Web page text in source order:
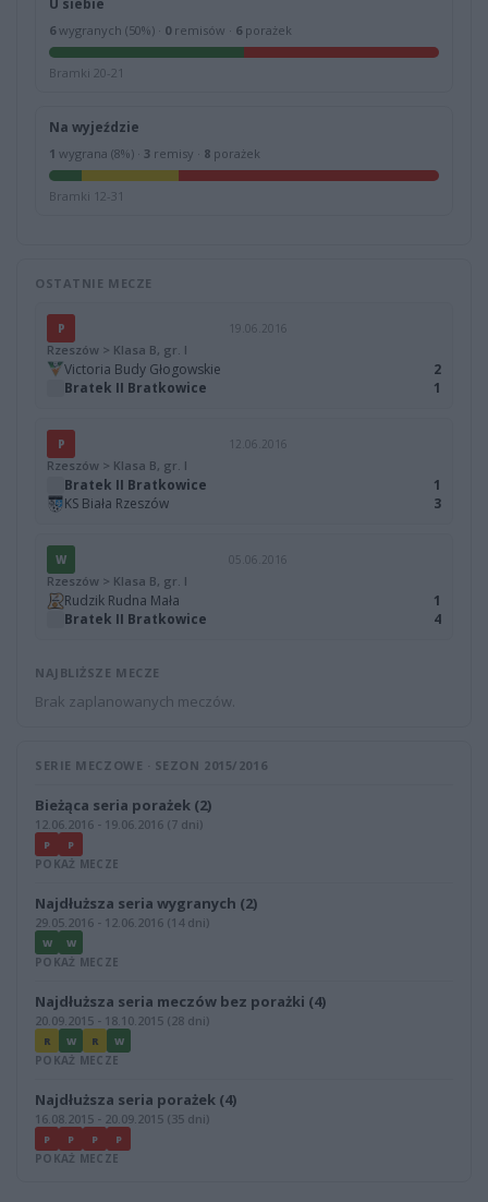
U siebie
6wygranych (50%) · 0remisów · 6porażek
Bramki 20-21
Na wyjeździe
1 wygrana (8%) · 3 remisy · 8 porażek
Bramki 12-31
OSTATNIE MECZE
P 19.06.2016
Rzeszów > Klasa B, gr. I
Victoria Budy Głogowskie
2
Bratek II Bratkowice
1
P 12.06.2016
Rzeszów > Klasa B, gr. I
Bratek II Bratkowice
1
KS Biała Rzeszów
3
W 05.06.2016
Rzeszów > Klasa B, gr. I
Rudzik Rudna Mała
1
Bratek II Bratkowice
4
NAJBLIŻSZE MECZE
Brak zaplanowanych meczów.
SERIE MECZOWE · SEZON 2015/2016
Bieżąca seria porażek (2)
12.06.2016 - 19.06.2016 (7 dni)
P P
POKAŻ MECZE
Najdłuższa seria wygranych (2)
29.05.2016 - 12.06.2016 (14 dni)
W W
POKAŻ MECZE
Najdłuższa seria meczów bez porażki (4)
20.09.2015 - 18.10.2015 (28 dni)
R W R W
POKAŻ MECZE
Najdłuższa seria porażek (4)
16.08.2015 - 20.09.2015 (35 dni)
P P P P
POKAŻ MECZE